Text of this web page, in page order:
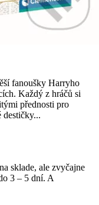
fanoušky Harryho
Každý z hráčů si
přednosti pro
destičky...
sklade, ale zvyčajne
3 – 5 dní. A